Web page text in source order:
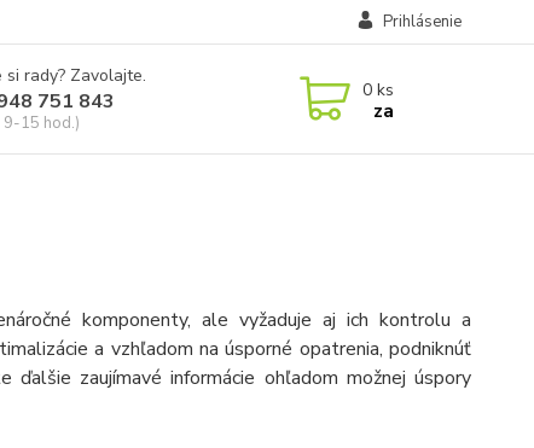
Prihlásenie
si rady? Zavolajte.
751 843
9-15 hod.)
0 ks
za
komponenty, ale vyžaduje aj ich kontrolu a
a vzhľadom na úsporné opatrenia, podniknúť
ďalšie zaujímavé informácie ohľadom možnej úspory